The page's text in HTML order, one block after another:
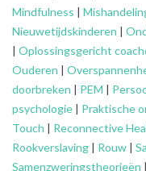
Mindfulness |
Nieuwetijdskinderen |
| Oplossingsgericht
Ouderen |
doorbreken | PEM |
psychologie | Praktische
Touch | Reconnective
Rookverslaving | Rouw |
Samenzweringstheorieën |